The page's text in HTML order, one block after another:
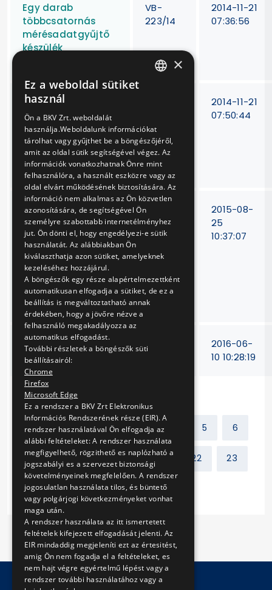
Egy darab
többcsatornás
mérésadatgyűjtő
készülék
VB-
223/14
2014-11-21
07:36:56
Egy darab
váltóerőmérő
készülék
beszerzése
különböző
mérőfejekkel
2014-11-21
07:50:44
Egyenáramú
próbalámpák,
feszültségkémlelők,
rövidrezáró
készülékek
időszakos
felülvizsgálata és
javítása
V-89/15
2015-08-
25
10:37:07
Ékszíjak beszerzése
(konszignáció)
V-
2016-06-
10 10:28:19
Előző 1 2 3 5 6
7 8 9 10 ... 22 23
Következő
×
Ez a weboldal sütiket
használ
Ön a BKV Zrt. weboldalát
használja.Weboldalunk információkat
tárolhat vagy gyűjthet be a böngészőjéről,
amit az oldal sütik segítségével végez. Az
információk vonatkozhatnak Önre mint
felhasználóra, a használt eszközre vagy az
oldal elvárt működésének biztosítására. Az
információ nem alkalmas az Ön közvetlen
azonosítására, de segítségével Ön
személyre szabottabb internetélményhez
jut. Ön dönti el, hogy engedélyezi-e sütik
használatát. Az alábbiakban Ön
kiválaszthatja azon sütiket, amelyeknek
kezeléséhez hozzájárul.
A böngészők egy része alapértelmezettként
automatikusan elfogadja a sütiket, de ez a
beállítás is megváltoztatható annak
érdekében, hogy a jövőre nézve a
felhasználó megakadályozza az
automatikus elfogadást.
További részletek a böngészők süti
beállításairól:
Chrome
Firefox
Microsoft Edge
Ez a rendszer a BKV Zrt Elektronikus
Információs Rendszerének része (EIR). A
rendszer használatával Ön elfogadja az
alábbi feltételeket: A rendszer használata
megfigyelhető, rögzithető es naplózható a
jogszabályi es a szervezet biztonsági
követelményeinek megfelelően. A rendszer
jogosulatlan használata tilos, és büntető
vagy polgárjogi következményeket vonhat
maga után.
A rendszer használata az itt ismertetett
feltételek kifejezett elfogadását jelenti. Az
EIR mindaddig megjeleníti ezt az értesitést,
amig Ön nem fogadja el a feltételeket, es
nem hajt végre egyértelmű lépést vagy a
rendszer további használatához vagy a